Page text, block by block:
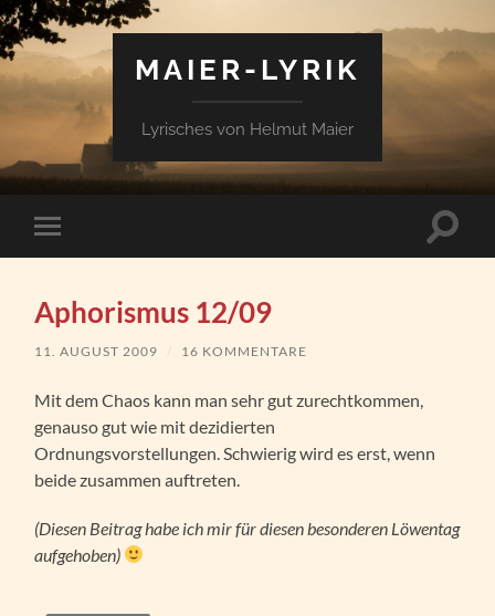
MAIER-LYRIK
Lyrisches von Helmut Maier
Mobile-
Menü
Aphorismus 12/09
11. AUGUST 2009 / 16 KOMMENTARE
Mit dem Chaos kann man sehr gut zurechtkommen,
genauso gut wie mit dezidierten
Ordnungsvorstellungen. Schwierig wird es erst, wenn
beide zusammen auftreten.
(Diesen Beitrag habe ich mir für diesen besonderen Löwentag
aufgehoben)